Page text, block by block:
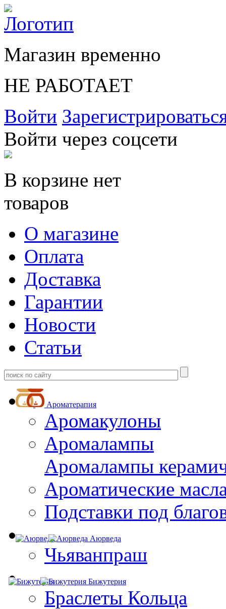
Магазин временно
НЕ РАБОТАЕТ
Войти
Войти через соцсети
В корзине нет
товаров
О магазине
Оплата
Доставка
Гарантии
Новости
Статьи
Ароматерапия
Аромакулоны
Аромалампы
Aромалампы
Ароматические
Подставки под
Аюрведа
Чьяванпраш
Бижутерия
Браслеты Кольца